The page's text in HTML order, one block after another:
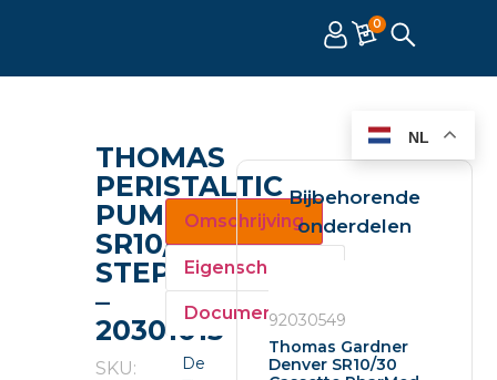
0
THOMAS
PERISTALTIC
PUMP
SR10/30
STEPPER
–
20301013
SKU:
Omschrijving
Eigenschappen
Documenten
De
Bijbehorende
onderdelen
92030549
Thomas Gardner
Denver SR10/30
NL